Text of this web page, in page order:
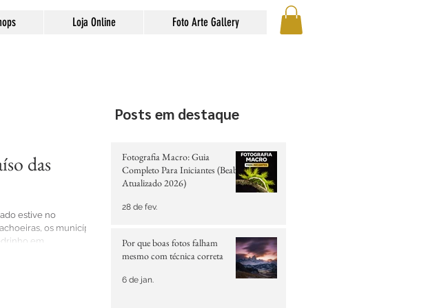
Loja Online Foto Arte Gallery
das
estive no
os municípios
em...
Posts em destaque
Fotografia Macro: Guia
Completo Para Iniciantes (Beabá
Atualizado 2026)
28 de fev.
Por que boas fotos falham
mesmo com técnica correta
6 de jan.